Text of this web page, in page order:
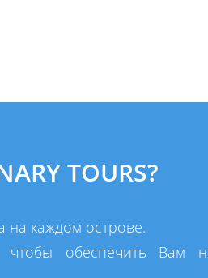
TOURS?
на каждом острове.
обеспечить Вам